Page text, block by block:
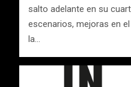
salto adelante en su
escenarios, mejoras en
la…